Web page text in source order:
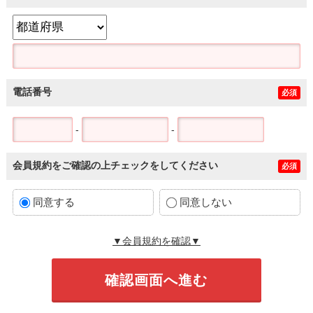
電話番号 必須
- -
会員規約をご確認の上チェックをしてください 必須
同意する 同意しない
▼会員規約を確認▼